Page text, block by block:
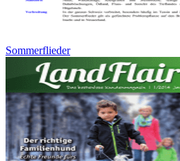
Sommerflieder